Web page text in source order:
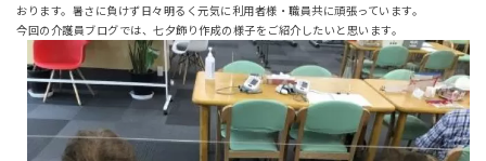
おります。暑さに負けず日々明るく元気に利用者様・職員共に頑張っています。
今回の介護員ブログでは、七夕飾り作成の様子をご紹介したいと思います。